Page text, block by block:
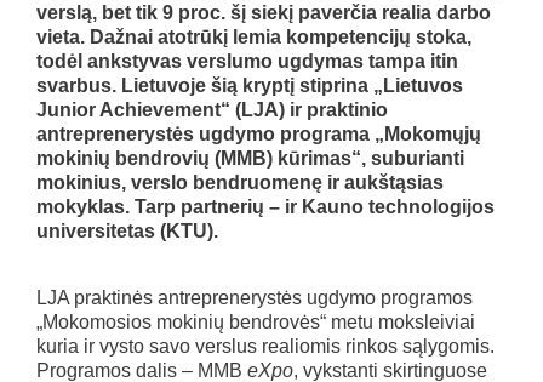
verslą, bet tik 9 proc. šį siekį paverčia realia darbo
vieta. Dažnai atotrūkį lemia kompetencijų stoka,
todėl ankstyvas verslumo ugdymas tampa itin
svarbus. Lietuvoje šią kryptį stiprina „Lietuvos
Junior Achievement“ (LJA) ir praktinio
antreprenerystės ugdymo programa „Mokomųjų
mokinių bendrovių (MMB) kūrimas“, suburianti
mokinius, verslo bendruomenę ir aukštąsias
mokyklas. Tarp partnerių – ir Kauno technologijos
universitetas (KTU).
LJA praktinės antreprenerystės ugdymo programos
„Mokomosios mokinių bendrovės“ metu moksleiviai
kuria ir vysto savo verslus realiomis rinkos sąlygomis.
Programos dalis – MMB eXpo, vykstanti skirtinguose